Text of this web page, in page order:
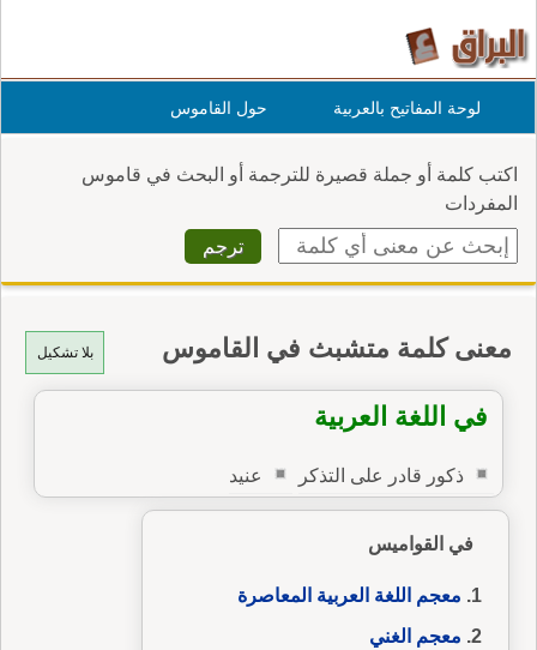
لوحة المفاتيح بالعربية حول القاموس
اكتب كلمة أو جملة قصيرة للترجمة أو البحث في قاموس
المفردات
بلا تشكيل معنى كلمة متشبث في القاموس
في اللغة العربية
ذكور قادر على التذكر عنيد
في القواميس
معجم اللغة العربية المعاصرة
معجم الغني